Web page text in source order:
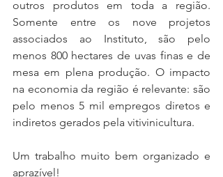
outros produtos em toda a região.
Somente entre os nove projetos
associados ao Instituto, são pelo
menos 800 hectares de uvas finas e de
mesa em plena produção. O impacto
na economia da região é relevante: são
pelo menos 5 mil empregos diretos e
indiretos gerados pela vitivinicultura.
Um trabalho muito bem organizado e
aprazível!